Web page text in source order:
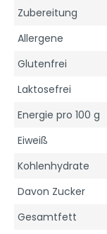
Zubereitung
Allergene
Glutenfrei
Laktosefrei
Energie pro 100 g
Eiweiß
Kohlenhydrate
Davon Zucker
Gesamtfett